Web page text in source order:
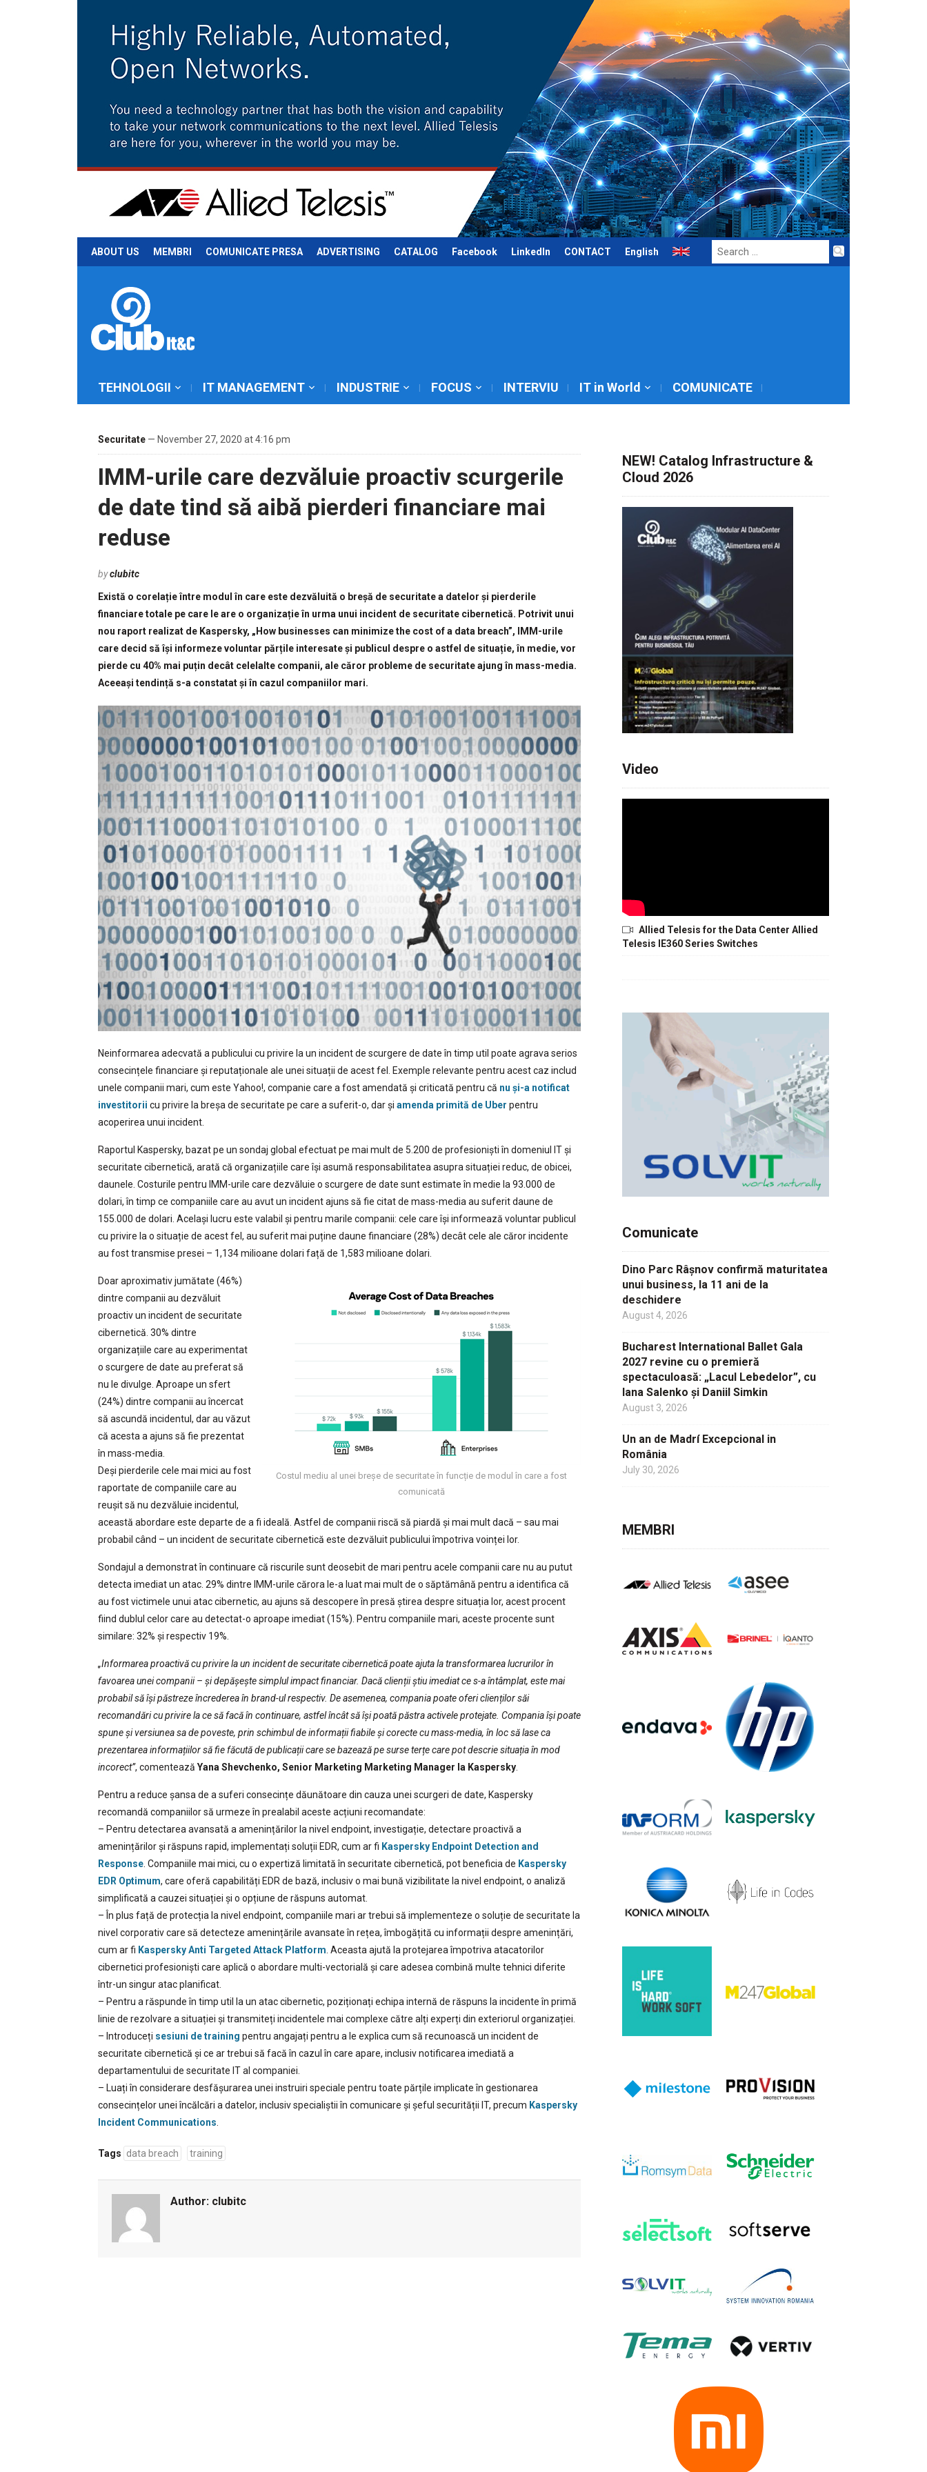
ABOUT US MEMBRI COMUNICATE PRESA ADVERTISING CATALOG Facebook LinkedIn CONTACT English
Search
for:
TEHNOLOGII IT MANAGEMENT INDUSTRIE FOCUS INTERVIU IT in World COMUNICATE
Securitate — November 27, 2020 at 4:16 pm
IMM-urile care dezvăluie proactiv scurgerile
de date tind să aibă pierderi financiare mai
reduse
byclubitc
Există o corelație între modul în care este dezvăluită o breșă de securitate a datelor și pierderile
financiare totale pe care le are o organizație în urma unui incident de securitate cibernetică. Potrivit unui
nou raport realizat de Kaspersky, „How businesses can minimize the cost of a data breach”, IMM-urile
care decid să își informeze voluntar părțile interesate și publicul despre o astfel de situație, în medie, vor
pierde cu 40% mai puțin decât celelalte companii, ale căror probleme de securitate ajung în mass-media.
Aceeași tendință s-a constatat și în cazul companiilor mari.
Neinformarea adecvată a publicului cu privire la un incident de scurgere de date în timp util poate agrava serios
consecințele financiare și reputaționale ale unei situații de acest fel. Exemple relevante pentru acest caz includ
unele companii mari, cum este Yahoo!, companie care a fost amendată și criticată pentru că nu și-a notificat
investitorii cu privire la breșa de securitate pe care a suferit-o, dar și amenda primită de Uber pentru
acoperirea unui incident.
Raportul Kaspersky, bazat pe un sondaj global efectuat pe mai mult de 5.200 de profesioniști în domeniul IT și
securitate cibernetică, arată că organizațiile care își asumă responsabilitatea asupra situației reduc, de obicei,
daunele. Costurile pentru IMM-urile care dezvăluie o scurgere de date sunt estimate în medie la 93.000 de
dolari, în timp ce companiile care au avut un incident ajuns să fie citat de mass-media au suferit daune de
155.000 de dolari. Același lucru este valabil și pentru marile companii: cele care își informează voluntar publicul
cu privire la o situație de acest fel, au suferit mai puține daune financiare (28%) decât cele ale căror incidente
au fost transmise presei – 1,134 milioane dolari față de 1,583 milioane dolari.
Costul mediu al unei breșe de securitate în funcție de modul în care a fost
comunicată
Doar aproximativ jumătate (46%)
dintre companii au dezvăluit
proactiv un incident de securitate
cibernetică. 30% dintre
organizațiile care au experimentat
o scurgere de date au preferat să
nu le divulge. Aproape un sfert
(24%) dintre companii au încercat
să ascundă incidentul, dar au văzut
că acesta a ajuns să fie prezentat
în mass-media.
Deși pierderile cele mai mici au fost
raportate de companiile care au
reușit să nu dezvăluie incidentul,
această abordare este departe de a fi ideală. Astfel de companii riscă să piardă și mai mult dacă – sau mai
probabil când – un incident de securitate cibernetică este dezvăluit publicului împotriva voinței lor.
Sondajul a demonstrat în continuare că riscurile sunt deosebit de mari pentru acele companii care nu au putut
detecta imediat un atac. 29% dintre IMM-urile cărora le-a luat mai mult de o săptămână pentru a identifica că
au fost victimele unui atac cibernetic, au ajuns să descopere în presă știrea despre situația lor, acest procent
fiind dublul celor care au detectat-o aproape imediat (15%). Pentru companiile mari, aceste procente sunt
similare: 32% și respectiv 19%.
„Informarea proactivă cu privire la un incident de securitate cibernetică poate ajuta la transformarea lucrurilor în
favoarea unei companii – și depășește simplul impact financiar. Dacă clienții știu imediat ce s-a întâmplat, este mai
probabil să își păstreze încrederea în brand-ul respectiv. De asemenea, compania poate oferi clienților săi
recomandări cu privire la ce să facă în continuare, astfel încât să își poată păstra activele protejate. Compania își poate
spune și versiunea sa de poveste, prin schimbul de informații fiabile și corecte cu mass-media, în loc să lase ca
prezentarea informațiilor să fie făcută de publicații care se bazează pe surse terțe care pot descrie situația în mod
incorect”, comentează Yana Shevchenko, Senior Marketing Marketing Manager la Kaspersky
Pentru a reduce șansa de a suferi consecințe dăunătoare din cauza unei scurgeri de date, Kaspersky
recomandă companiilor să urmeze în prealabil aceste acțiuni recomandate:
– Pentru detectarea avansată a amenințărilor la nivel endpoint, investigație, detectare proactivă a
amenințărilor și răspuns rapid, implementați soluții EDR, cum ar fi Kaspersky Endpoint Detection and
Response . Companiile mai mici, cu o expertiză limitată în securitate cibernetică, pot beneficia de Kaspersky
EDR Optimum, care oferă capabilități EDR de bază, inclusiv o mai bună vizibilitate la nivel endpoint, o analiză
simplificată a cauzei situației și o opțiune de răspuns automat.
– În plus față de protecția la nivel endpoint, companiile mari ar trebui să implementeze o soluție de securitate la
nivel corporativ care să detecteze amenințările avansate în rețea, îmbogățită cu informații despre amenințări,
cum ar fi Kaspersky Anti Targeted Attack Platform . Aceasta ajută la protejarea împotriva atacatorilor
cibernetici profesioniști care aplică o abordare multi-vectorială și care adesea combină multe tehnici diferite
într-un singur atac planificat.
– Pentru a răspunde în timp util la un atac cibernetic, poziționați echipa internă de răspuns la incidente în primă
linie de rezolvare a situației și transmiteți incidentele mai complexe către alți experți din exteriorul organizației.
– Introduceți sesiuni de training pentru angajați pentru a le explica cum să recunoască un incident de
securitate cibernetică și ce ar trebui să facă în cazul în care apare, inclusiv notificarea imediată a
departamentului de securitate IT al companiei.
– Luați în considerare desfășurarea unei instruiri speciale pentru toate părțile implicate în gestionarea
consecințelor unei încălcări a datelor, inclusiv specialiștii în comunicare și șeful securității IT, precum Kaspersky
Incident Communications
Tags data breach training
Author: clubitc
NEW! Catalog Infrastructure &
Cloud 2026
Video
Allied Telesis for the Data Center Allied
Telesis IE360 Series Switches
Comunicate
Dino Parc Râșnov confirmă maturitatea
unui business, la 11 ani de la
deschidere
August 4, 2026
Bucharest International Ballet Gala
2027 revine cu o premieră
spectaculoasă: „Lacul Lebedelor”, cu
Iana Salenko și Daniil Simkin
August 3, 2026
Un an de Madrí Excepcional in
România
July 30, 2026
MEMBRI